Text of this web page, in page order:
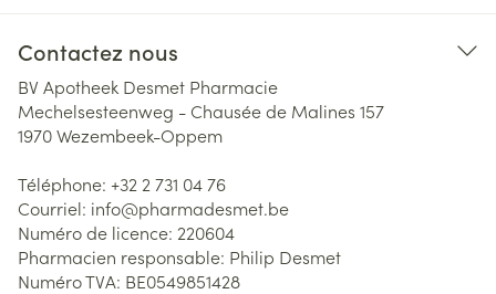
Contactez nous
BV Apotheek Desmet Pharmacie
Mechelsesteenweg - Chausée de Malines 157
1970Wezembeek-Oppem
Téléphone: +32 2 731 04 76
Courriel: info@pharmadesmet.be
Numéro de licence: 220604
Pharmacien responsable: Philip Desmet
Numéro TVA: BE0549851428